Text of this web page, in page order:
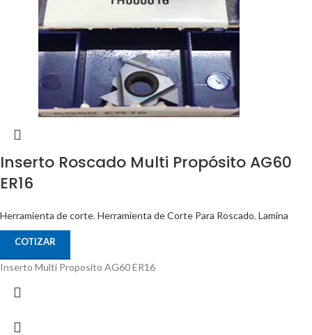
Inserto Roscado Multi Propósito AG60
ER16
Herramienta de corte, Herramienta de Corte Para Roscado, Lamina
COTIZAR
Inserto Multi Proposito AG60 ER16